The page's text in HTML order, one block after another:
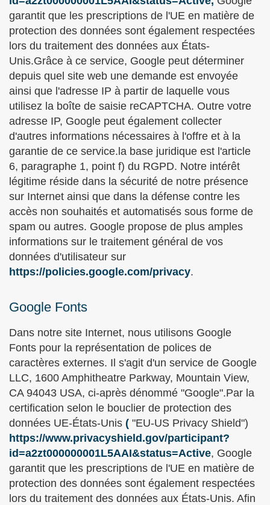
garantit que les prescriptions de l'UE en matière de
protection des données sont également respectées
lors du traitement des données aux États-
Unis.Grâce à ce service, Google peut déterminer
depuis quel site web une demande est envoyée
ainsi que l'adresse IP à partir de laquelle vous
utilisez la boîte de saisie reCAPTCHA. Outre votre
adresse IP, Google peut également collecter
d'autres informations nécessaires à l'offre et à la
garantie de ce service.la base juridique est l'article
6, paragraphe 1, point f) du RGPD. Notre intérêt
légitime réside dans la sécurité de notre présence
sur Internet ainsi que dans la défense contre les
accès non souhaités et automatisés sous forme de
spam ou autres. Google propose de plus amples
informations sur le traitement général de vos
données d'utilisateur sur
https://policies.google.com/privacy.
Google Fonts
Dans notre site Internet, nous utilisons Google
Fonts pour la représentation de polices de
caractères externes. Il s'agit d'un service de Google
LLC, 1600 Amphitheatre Parkway, Mountain View,
CA 94043 USA, ci-après dénommé "Google".Par la
certification selon le bouclier de protection des
données UE-États-Unis ( "EU-US Privacy Shield")
https://www.privacyshield.gov/participant?
id=a2zt000000001L5AAI&status=Active, Google
garantit que les prescriptions de l'UE en matière de
protection des données sont également respectées
lors du traitement des données aux États-Unis. Afin